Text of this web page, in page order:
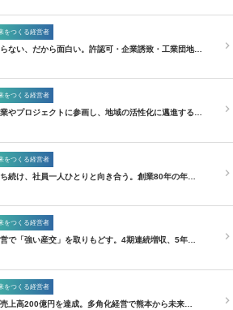
をつくる経営者
ない、だから面白い。許認可・企業誘致・工業団地…
をつくる経営者
やプロジェクトに参画し、地域の活性化に邁進する…
をつくる経営者
続け、社員一人ひとりと向き合う。創業80年の年…
をつくる経営者
で「強い産交」を取りもどす。4期連続増収、5年…
をつくる経営者
上高200億円を達成。多角化経営で熊本から未来…